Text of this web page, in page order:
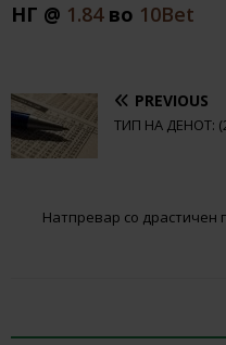
НГ @ 1.84 во 10Bet
PREVIOUS
ТИП НА ДЕНОТ:
Натпревар со драстичен